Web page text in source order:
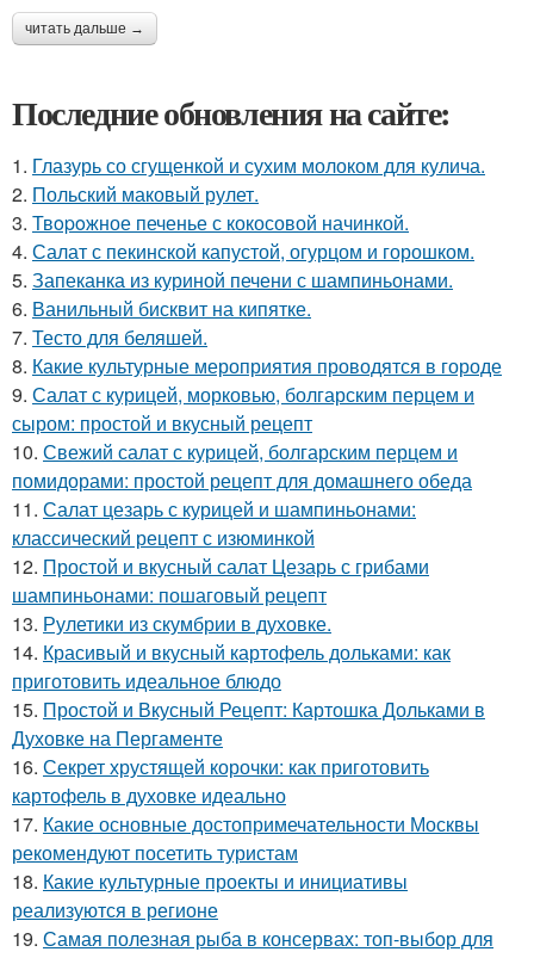
читать дальше →
Последние обновления на сайте:
1. Глазурь со сгущенкой и сухим молоком для кулича.
2. Польский маковый рулет.
3. Твopoжное печенье с кокосовой начинкой.
4. Салат с пекинской капустой, огурцом и горошком.
5. Запеканка из куриной печени с шампиньонами.
6. Ванильный бисквит на кипятке.
7. Тесто для беляшей.
8. Какие культурные мероприятия проводятся в городе
9. Салат с курицей, морковью, болгарским перцем и
сыром: простой и вкусный рецепт
10. Свежий салат с курицей, болгарским перцем и
помидорами: простой рецепт для домашнего обеда
11. Салат цезарь с курицей и шампиньонами:
классический рецепт с изюминкой
12. Простой и вкусный салат Цезарь с грибами
шампиньонами: пошаговый рецепт
13. Рулетики из скумбрии в духовке.
14. Красивый и вкусный картофель дольками: как
приготовить идеальное блюдо
15. Простой и Вкусный Рецепт: Картошка Дольками в
Духовке на Пергаменте
16. Секрет хрустящей корочки: как приготовить
картофель в духовке идеально
17. Какие основные достопримечательности Москвы
рекомендуют посетить туристам
18. Какие культурные проекты и инициативы
реализуются в регионе
19. Самая полезная рыба в консервах: топ-выбор для